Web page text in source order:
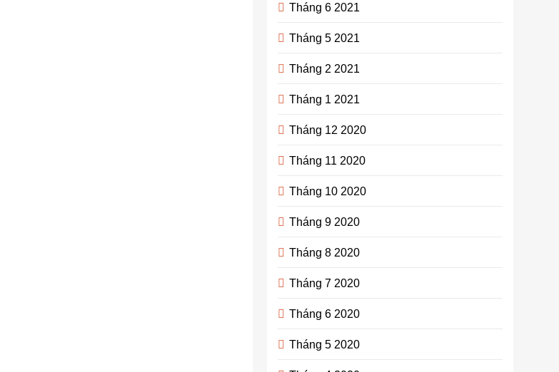
Tháng 6 2021
Tháng 5 2021
Tháng 2 2021
Tháng 1 2021
Tháng 12 2020
Tháng 11 2020
Tháng 10 2020
Tháng 9 2020
Tháng 8 2020
Tháng 7 2020
Tháng 6 2020
Tháng 5 2020